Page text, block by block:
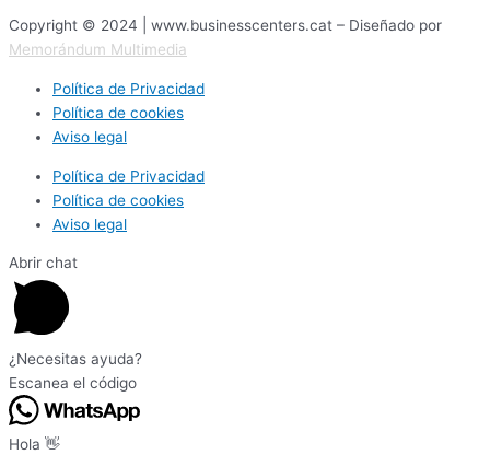
Copyright © 2024 | www.businesscenters.cat – Diseñado por
Memorándum Multimedia
Política de Privacidad
Política de cookies
Aviso legal
Política de Privacidad
Política de cookies
Aviso legal
Abrir chat
¿Necesitas ayuda?
Escanea el código
Hola 👋